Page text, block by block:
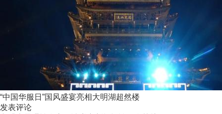
“中国华服日”国风盛宴亮相大明湖超然楼
发表评论